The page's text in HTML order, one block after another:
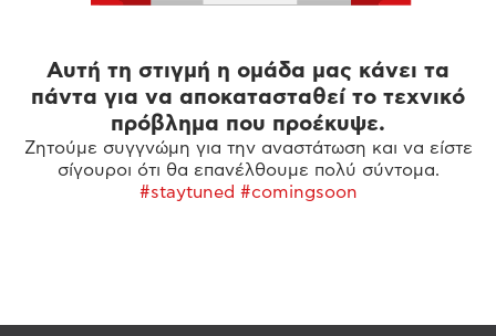
Αυτή τη στιγμή η ομάδα μας κάνει τα
πάντα για να αποκατασταθεί το τεχνικό
πρόβλημα που προέκυψε.
Ζητούμε συγγνώμη για την αναστάτωση και να είστε
σίγουροι ότι θα επανέλθουμε πολύ σύντομα.
#staytuned #comingsoon